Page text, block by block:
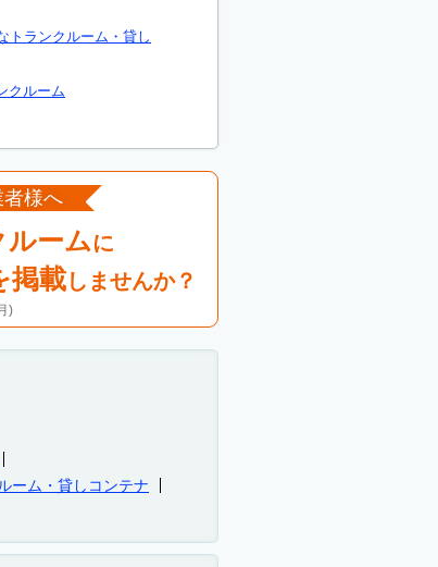
トランクルーム・貸し
クルーム
者様へ
ームに
掲載しませんか？
)
ーム・貸しコンテナ